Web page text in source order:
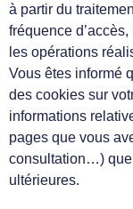
à partir du
fréquence
les opérations
Vous êtes informé
des cookies sur
informations
pages que vous
consultation…) que
ultérieures.